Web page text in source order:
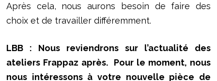
Après cela, nous aurons besoin de faire des
choix et de travailler différemment.
LBB : Nous reviendrons sur l’actualité des
ateliers Frappaz après. Pour le moment, nous
nous intéressons à votre nouvelle pièce de